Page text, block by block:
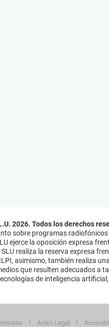
2026. Todos los derechos
sobre programas
ejerce la oposición expresa
realiza la reserva expresa
asimismo, también realiza
que resulten adecuados a
de inteligencia
Aviso Legal